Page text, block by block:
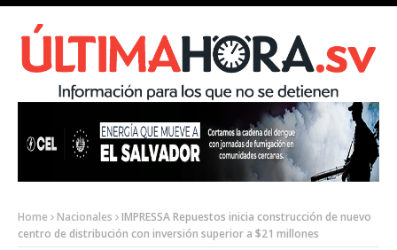
Home Nacionales
IMPRESSA Repuestos inicia construcción de nuevo
centro de distribución con inversión superior a $21 millones